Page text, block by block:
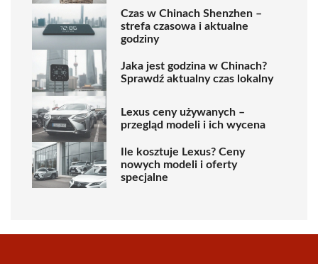
Czas w Chinach Shenzhen –
strefa czasowa i aktualne
godziny
Jaka jest godzina w Chinach?
Sprawdź aktualny czas lokalny
Lexus ceny używanych –
przegląd modeli i ich wycena
Ile kosztuje Lexus? Ceny
nowych modeli i oferty
specjalne